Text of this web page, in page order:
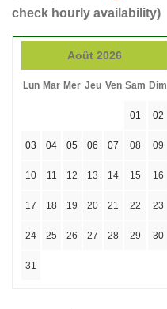
check hourly availability)
Août 2026
Lun Mar Mer Jeu Ven Sam Dim
01 02
03 04 05 06 07 08 09
10 11 12 13 14 15 16
17 18 19 20 21 22 23
24 25 26 27 28 29 30
31